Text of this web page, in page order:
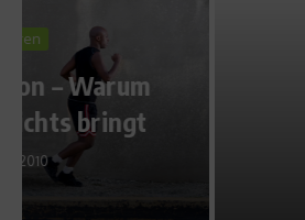
Begeisterung
Wintersport